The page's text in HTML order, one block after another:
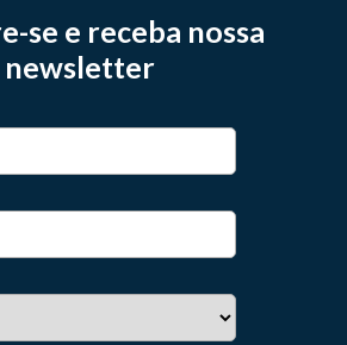
se e receba nossa
newsletter